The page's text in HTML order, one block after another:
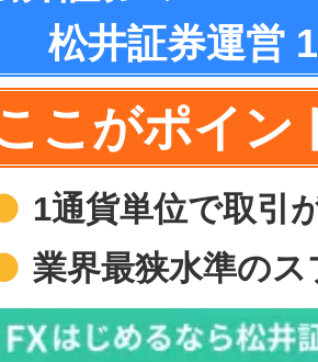
松井証券運営
こがポイン
1通貨単位で取引
業界最狭水準の